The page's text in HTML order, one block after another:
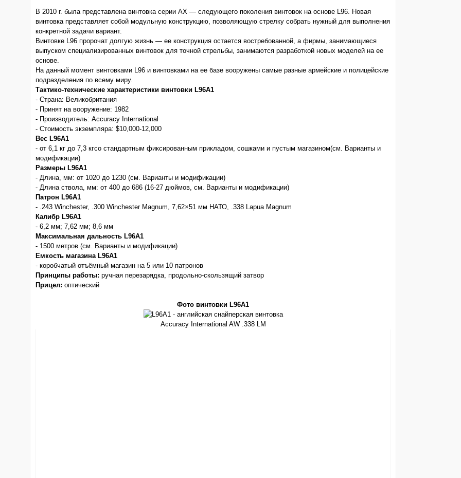
В 2010 г. была представлена винтовка серии АХ — следующего поколения винтовок на основе L96. Новая
винтовка представляет собой модульную конструкцию, позволяющую стрелку собрать нужный для выполнения
конкретной задачи вариант.
Винтовке L96 пророчат долгую жизнь — ее конструкция остается востребованной, а фирмы, занимающиеся
выпуском специализированных винтовок для точной стрельбы, занимаются разработкой новых моделей на ее
основе.
На данный момент винтовками L96 и винтовками на ее базе вооружены самые разные армейские и полицейские
подразделения по всему миру.
Тактико-технические характеристики винтовки L96A1
- Страна: Великобритания
- Принят на вооружение: 1982
- Производитель: Accuracy International
- Стоимость экземпляра: $10,000-12,000
Вес L96A1
- от 6,1 кг до 7,3 кгсо стандартным фиксированным прикладом, сошками и пустым магазином(см. Варианты и
модификации)
Размеры L96A1
- Длина, мм: от 1020 до 1230 (см. Варианты и модификации)
- Длина ствола, мм: от 400 до 686 (16-27 дюймов, см. Варианты и модификации)
Патрон L96A1
- .243 Winchester, .300 Winchester Magnum, 7,62×51 мм НАТО, .338 Lapua Magnum
Калибр L96A1
- 6,2 мм; 7,62 мм; 8,6 мм
Максимальная дальность L96A1
- 1500 метров (см. Варианты и модификации)
Емкость магазина L96A1
- коробчатый отъёмный магазин на 5 или 10 патронов
Принципы работы: ручная перезарядка, продольно-скользящий затвор
Прицел: оптический
Фото винтовки L96A1
Accuracy International AW .338 LM